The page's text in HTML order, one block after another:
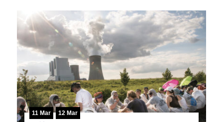
11 Mar 12 Mar